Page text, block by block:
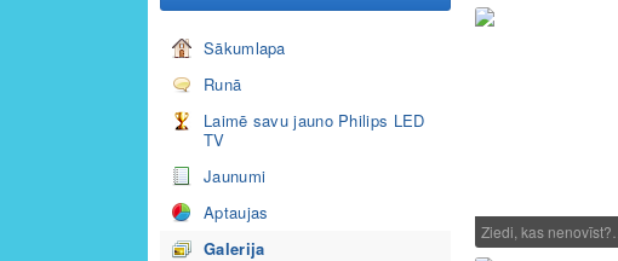
Sākumlapa
Runā
Laimē savu jauno Philips LED
TV
Jaunumi
Aptaujas
Galerija
Ziedi, kas nenovīst?…